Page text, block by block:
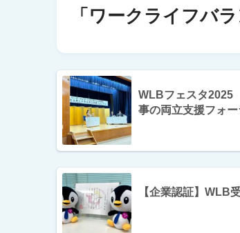
「ワークライフバ
WLBフェスタ
事の両立支援フォー
【企業認証】WLB